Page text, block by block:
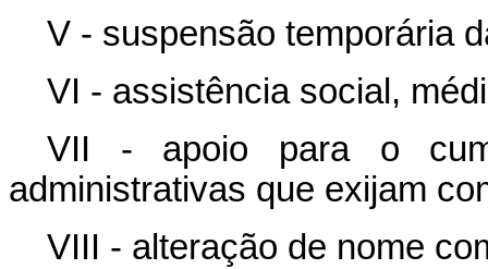
V - suspensão temporária
VI - assistência social,
VII - apoio para o
administrativas que exijam
VIII - alteração de nome